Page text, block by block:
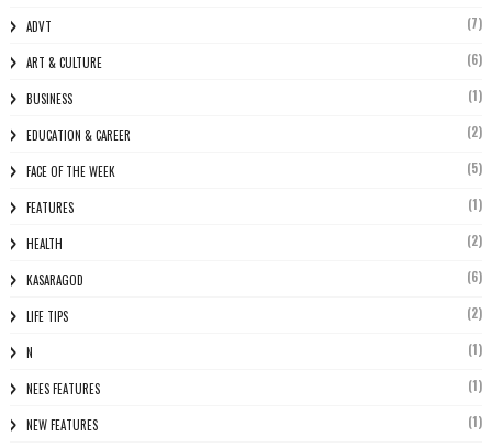
ADVT (7)
ART & CULTURE (6)
BUSINESS (1)
EDUCATION & CAREER (2)
FACE OF THE WEEK (5)
FEATURES (1)
HEALTH (2)
KASARAGOD (6)
LIFE TIPS (2)
N (1)
NEES FEATURES (1)
NEW FEATURES (1)